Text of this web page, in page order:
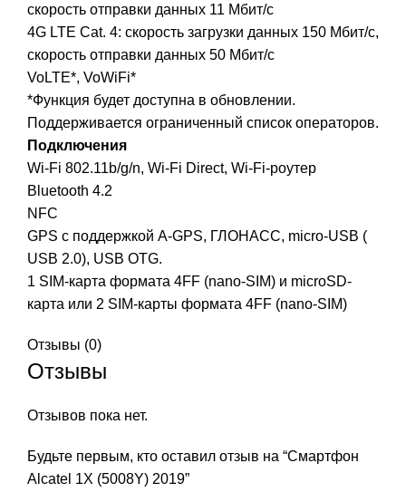
скорость отправки данных 11 Мбит/с
4G LTE Cat. 4: скорость загрузки данных 150 Мбит/с,
скорость отправки данных 50 Мбит/с
VoLTE*, VoWiFi*
*Функция будет доступна в обновлении.
Поддерживается ограниченный список операторов.
Подключения
Wi-Fi 802.11b/g/n, Wi-Fi Direct, Wi-Fi-роутер
Bluetooth 4.2
NFC
GPS с поддержкой A-GPS, ГЛОНАСС, micro-USB (
USB 2.0), USB OTG.
1 SIM-карта формата 4FF (nano-SIM) и microSD-
карта или 2 SIM-карты формата 4FF (nano-SIM)
Отзывы (0)
Отзывы
Отзывов пока нет.
Будьте первым, кто оставил отзыв на “Смартфон
Alcatel 1X (5008Y) 2019”